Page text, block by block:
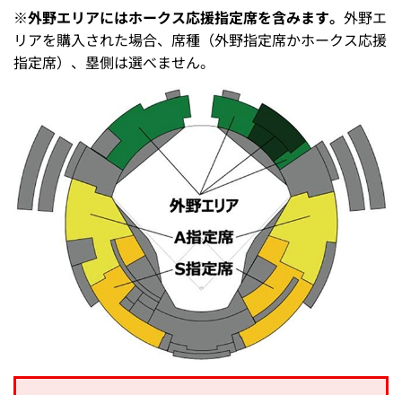
※外野エリアにはホークス応援指定席を含みます。 外野エ
リアを購入された場合、席種（外野指定席かホークス応援
指定席）、塁側は選べません。